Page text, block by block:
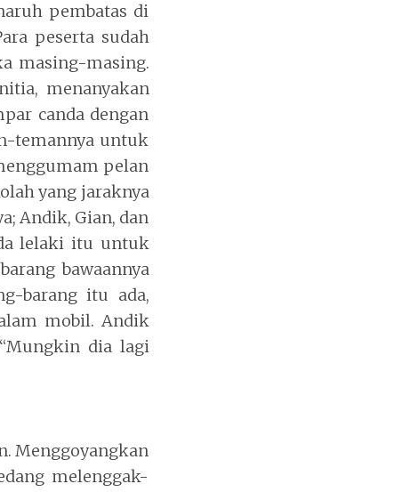
pembatas di
peserta sudah
masing-masing.
menanyakan
canda dengan
temannya untuk
pelan
yang jaraknya
Andik, Gian, dan
lelaki itu untuk
bawaannya
barang itu ada,
mobil. Andik
dia lagi
Menggoyangkan
melenggak-